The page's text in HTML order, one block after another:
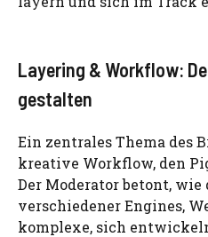
Layering & Workflow:
gestalten
Ein zentrales Thema des
kreative Workflow, den
Der Moderator betont, wie
verschiedener Engines,
komplexe, sich